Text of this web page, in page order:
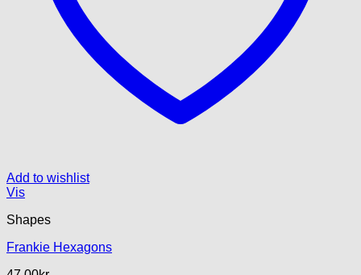
Add to wishlist
Vis
Shapes
Frankie Hexagons